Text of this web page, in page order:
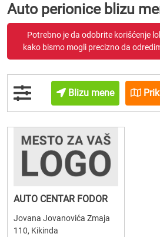
Auto perionice blizu
Potrebno je da odobrite korišćenje
kako bismo mogli precizno da
Blizu mene
AUTO CENTAR FODOR
Jovana Jovanovića Zmaja
110, Kikinda